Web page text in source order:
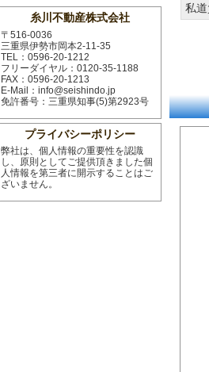
私
糸川不動産株式会社
〒516-0036
三重県伊勢市岡本2-11-35
TEL：0596-20-1212
フリーダイヤル：0120-35-1188
FAX：0596-20-1213
E-Mail：info@seishindo.jp
免許番号：三重県知事(5)第2923号
プライバシーポリシー
弊社は、個人情報の重要性を認識
し、原則としてご提供頂きました個
人情報を第三者に開示することはご
ざいません。